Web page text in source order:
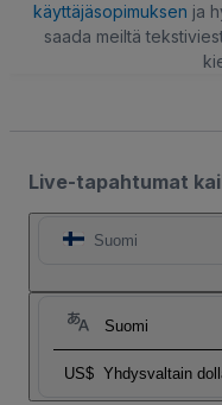
käyttäjäsopimuksen ja
saada meiltä
Live-tapahtumat
Suomi
Suomi
US$ Yhdysvaltain